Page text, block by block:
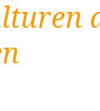
Gesundheit
Sprachkurse